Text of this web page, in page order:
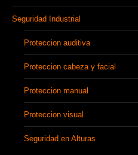
Seguridad Industrial
Proteccion auditiva
Proteccion cabeza y facial
Proteccion manual
Proteccion visual
Seguridad en Alturas